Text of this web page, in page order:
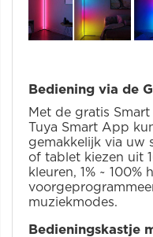
Bediening via de
Met de gratis
Tuya Smart App
gemakkelijk via uw
of tablet kiezen uit
kleuren, 1% ~ 100%
muziekmodes.
Bedieningskastje